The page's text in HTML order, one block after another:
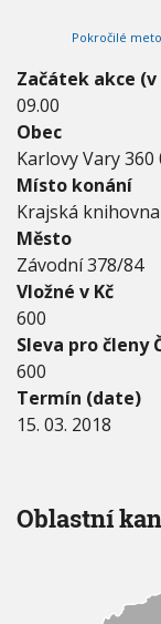
E
8
-
1
5
.
0
3
.
2
0
1
8
Pokročilé
Začátek akce
09.00
Obec
Karlovy Vary 360
Místo konání
Krajská
Město
Závodní 378/84
Vložné v Kč
600
Sleva pro členy
600
Termín (date)
15. 03. 2018
Oblastní